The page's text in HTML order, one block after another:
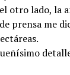
otro lado, la
prensa me